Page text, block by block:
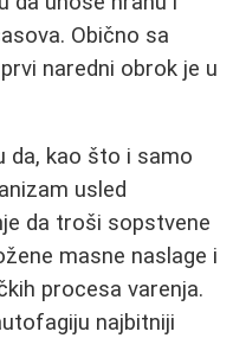
Obično sa
naredni obrok je u
da, kao što i samo
usled
da troši sopstvene
masne naslage i
procesa varenja.
najbitniji